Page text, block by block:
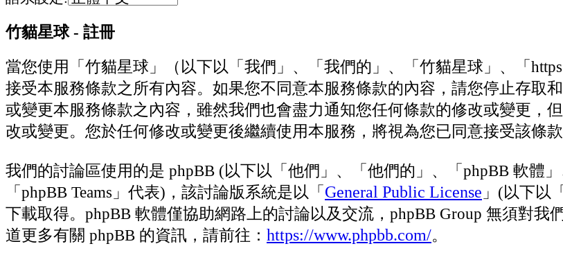
竹貓星球 - 註冊
當您使用「竹貓星球」（以下以「我們」、「我們的」、「竹貓星球」、「
接受本服務條款之所有內容。如果您不同意本服務條款的內容，請您停止存取
或變更本服務條款之內容，雖然我們也會盡力通知您任何條款的修改或變更，
改或變更。您於任何修改或變更後繼續使用本服務，將視為您已同意接受該條款
我們的討論區使用的是 phpBB (以下以「他們」、「他們的」、「phpBB 軟體」
「phpBB Teams」代表)，該討論版系統是以「 General Public License 」(以下以
下載取得。phpBB 軟體僅協助網路上的討論以及交流，phpBB Group 無須對
道更多有關 phpBB 的資訊，請前往： https://www.phpbb.com/。